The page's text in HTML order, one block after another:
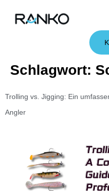
Schlagwort:
Trolling vs. Jigging: Ein
Angler